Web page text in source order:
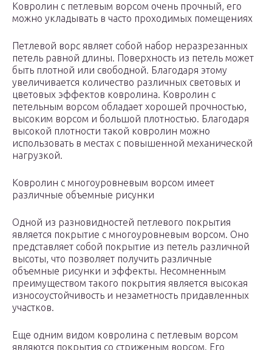
Ковролин с петлевым ворсом очень прочный, его
можно укладывать в часто проходимых помещениях
Петлевой ворс являет собой набор неразрезанных
петель равной длины. Поверхность из петель может
быть плотной или свободной. Благодаря этому
увеличивается количество различных световых и
цветовых эффектов ковролина. Ковролин с
петельным ворсом обладает хорошей прочностью,
высоким ворсом и большой плотностью. Благодаря
высокой плотности такой ковролин можно
использовать в местах с повышенной механической
нагрузкой.
Ковролин с многоуровневым ворсом имеет
различные объемные рисунки
Одной из разновидностей петлевого покрытия
является покрытие с многоуровневым ворсом. Оно
представляет собой покрытие из петель различной
высоты, что позволяет получить различные
объемные рисунки и эффекты. Несомненным
преимуществом такого покрытия является высокая
износоустойчивость и незаметность придавленных
участков.
Еще одним видом ковролина с петлевым ворсом
являются покрытия со стриженым ворсом. Его